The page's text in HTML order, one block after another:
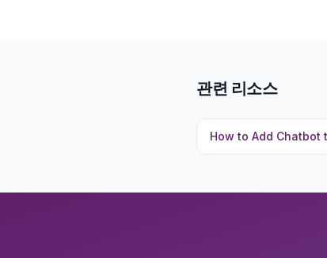
관련 리소스
How to Add Chatbot